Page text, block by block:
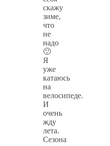
скажу
зиме,
что
не
надо
🙂
Я
уже
катаюсь
на
велосипеде.
И
очень
жду
лета.
Сезона